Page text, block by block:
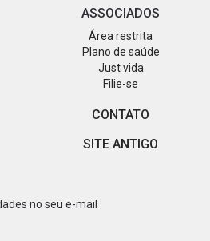
ASSOCIADOS
Área restrita
Plano de saúde
Just vida
Filie-se
CONTATO
SITE ANTIGO
no seu e-mail